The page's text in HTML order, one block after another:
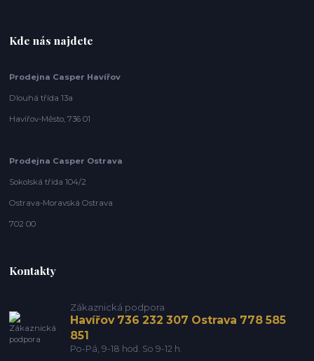
Kde nás najdete
Prodejna Casper Havířov
Dlouhá třída 13a
Havířov-Město, 736 01
Prodejna Casper Ostrava
Sokolská třída 104/2
Ostrava-Moravská Ostrava
702 00
Kontakty
Zákaznická podpora
Havířov 736 232 307 Ostrava 778 585
851
Po-Pá, 9-18 hod. So 9-12 h.